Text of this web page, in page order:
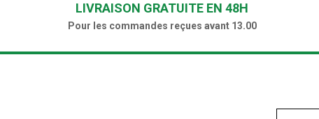
LIVRAISON GRATUITE EN 48H
Pour les commandes reçues avant 13.00